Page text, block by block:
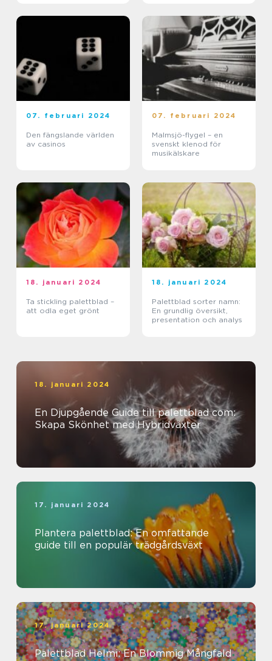
07. februari 2024
Den fängslande världen
av casinos
07. februari 2024
Malmsjö-flygel – en
svenskt klenod för
musikälskare
18. januari 2024
Ta stickling palettblad –
att odla eget grönt
18. januari 2024
Palettblad sorter namn:
En grundlig översikt,
presentation och analys
18. januari 2024
En Djupgående Guide till palettblad com:
Skapa Skönhet med Hybridväxter
17. januari 2024
Plantera palettblad: En omfattande
guide till en populär trädgårdsväxt
17. januari 2024
Palettblad Helmi: En Blommig Mångfald